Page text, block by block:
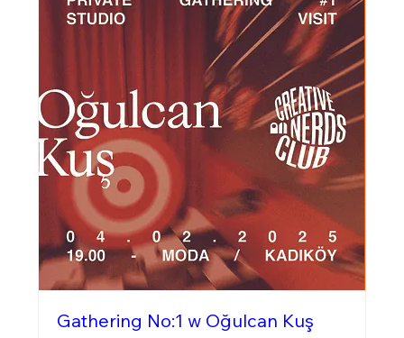
Gathering No:1 w Oğulcan Kuş